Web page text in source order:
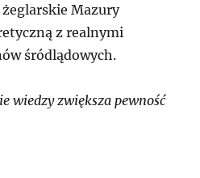
Mazury
z realnymi
śródlądowych.
wiedzy zwiększa pewność